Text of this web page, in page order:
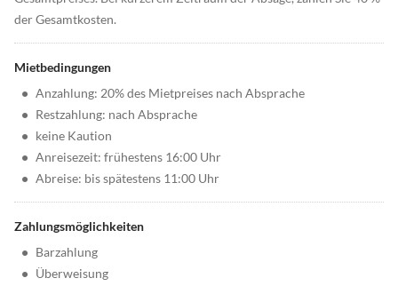
der Gesamtkosten.
Mietbedingungen
• Anzahlung: 20% des Mietpreises nach Absprache
• Restzahlung: nach Absprache
• keine Kaution
• Anreisezeit: frühestens 16:00 Uhr
• Abreise: bis spätestens 11:00 Uhr
Zahlungsmöglichkeiten
• Barzahlung
• Überweisung